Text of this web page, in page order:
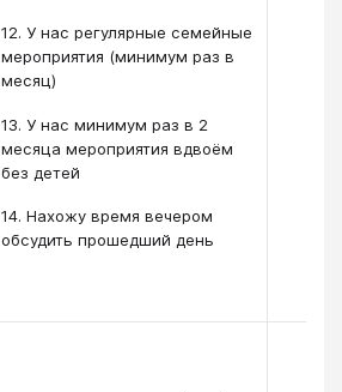
12. У нас регулярные семейные
мероприятия (минимум раз в
месяц)
13. У нас минимум раз в 2
месяца мероприятия вдвоём
без детей
14. Нахожу время вечером
обсудить прошедший день